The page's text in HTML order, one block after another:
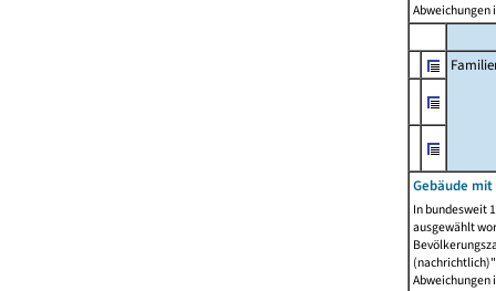
Abweichungen
Gebäude
In bundesweit
ausgewählt
Abweichungen